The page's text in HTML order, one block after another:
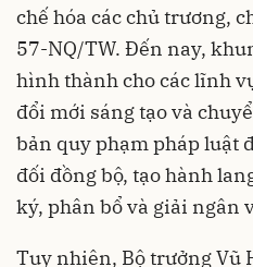
chế hóa các chủ trương,
57-NQ/TW. Đến nay,
hình thành cho các lĩnh
đổi mới sáng tạo và
bản quy phạm pháp luật
đối đồng bộ, tạo hành
ký, phân bổ và giải ngân
Tuy nhiên, Bộ trưởng Vũ